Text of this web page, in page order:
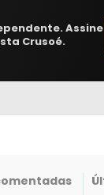
Assine
Crusoé.